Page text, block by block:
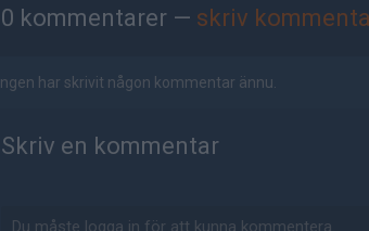
0 kommentarer — skriv
Ingen har skrivit någon kommentar ännu.
Skriv en kommentar